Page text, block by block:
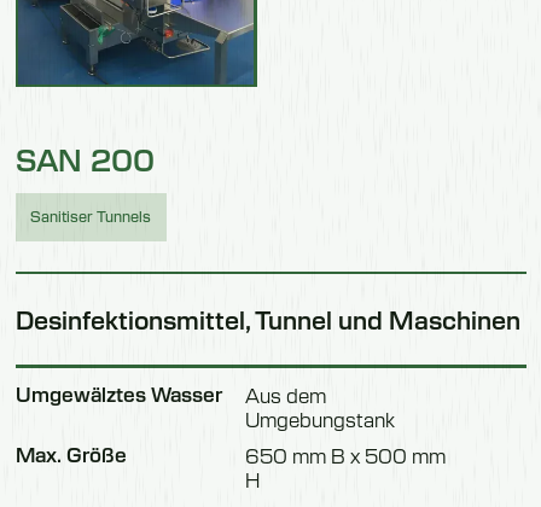
SAN 200
Sanitiser Tunnels
Desinfektionsmittel, Tunnel und Maschinen
Umgewälztes Wasser
Aus dem
Umgebungstank
Max. Größe
650 mm B x 500 mm
H